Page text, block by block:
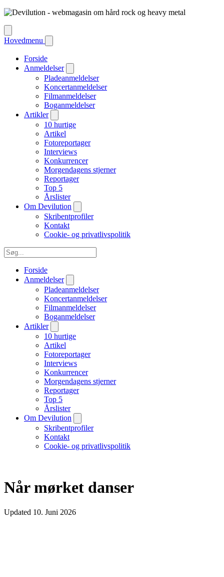
Hovedmenu
Forside
Anmeldelser
Pladeanmeldelser
Koncertanmeldelser
Filmanmeldelser
Boganmeldelser
Artikler
10 hurtige
Artikel
Fotoreportager
Interviews
Konkurrencer
Morgendagens stjerner
Reportager
Top 5
Årslister
Om Devilution
Skribentprofiler
Kontakt
Cookie- og privatlivspolitik
Forside
Anmeldelser
Pladeanmeldelser
Koncertanmeldelser
Filmanmeldelser
Boganmeldelser
Artikler
10 hurtige
Artikel
Fotoreportager
Interviews
Konkurrencer
Morgendagens stjerner
Reportager
Top 5
Årslister
Om Devilution
Skribentprofiler
Kontakt
Cookie- og privatlivspolitik
Når mørket danser
Updated 10. Juni 2026